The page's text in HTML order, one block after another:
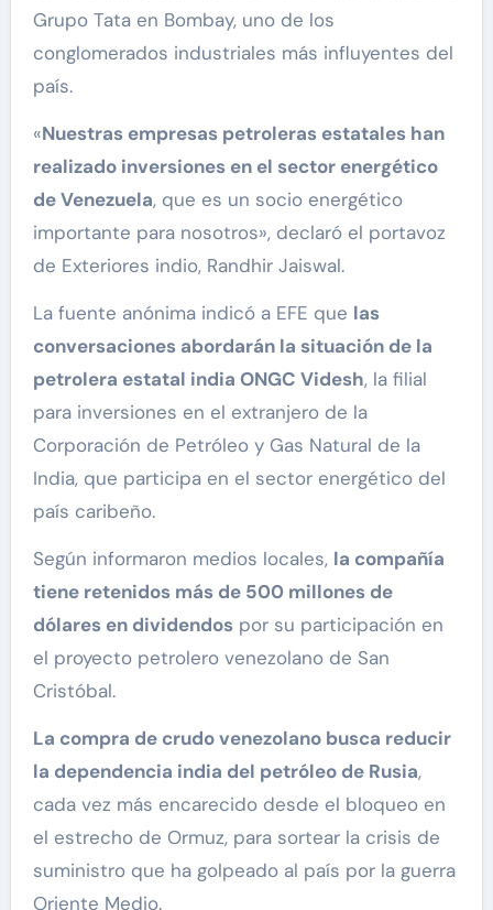
Grupo Tata en Bombay, uno de los
conglomerados industriales más influyentes del
país.
«Nuestras empresas petroleras estatales han
realizado inversiones en el sector energético
de Venezuela, que es un socio energético
importante para nosotros», declaró el portavoz
de Exteriores indio, Randhir Jaiswal.
La fuente anónima indicó a EFE que las
conversaciones abordarán la situación de la
petrolera estatal india ONGC Videsh, la filial
para inversiones en el extranjero de la
Corporación de Petróleo y Gas Natural de la
India, que participa en el sector energético del
país caribeño.
Según informaron medios locales, la compañía
tiene retenidos más de 500 millones de
dólares en dividendospor su participación en
el proyecto petrolero venezolano de San
Cristóbal.
La compra de crudo venezolano busca reducir
la dependencia india del petróleo de Rusia,
cada vez más encarecido desde el bloqueo en
el estrecho de Ormuz, para sortear la crisis de
suministro que ha golpeado al país por la guerra
Oriente Medio.